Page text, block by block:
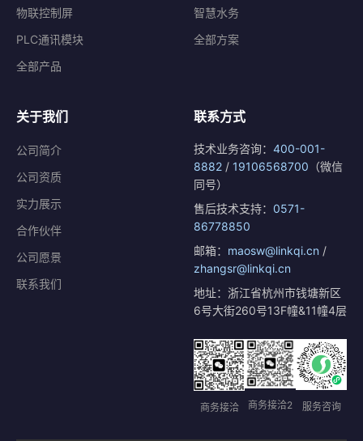
物联控制屏
PLC通讯模块
全部产品
智慧水务
全部方案
关于我们
公司简介
公司资质
实力展示
合作伙伴
公司愿景
联系我们
联系方式
技术业务咨询： 400-001-
8882 / 19106568700 （微信
同号）
售后技术支持： 0571-
86778850
邮箱： maosw@linkqi.cn /
zhangsr@linkqi.cn
地址：浙江省杭州市钱塘新区
6号大街260号13F幢&11幢4层
商务接洽 商务接洽2 服务咨询